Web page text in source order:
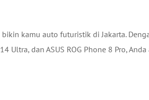
kamu auto futuristik di Jakarta.
Ultra, dan ASUS ROG Phone 8 Pro,